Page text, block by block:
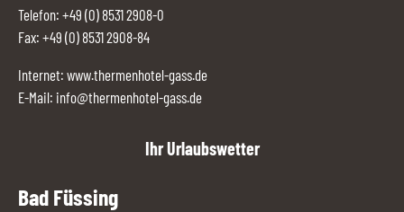
Telefon: +49 (0) 8531 2908-0
Fax: +49 (0) 8531 2908-84
Internet: www.thermenhotel-gass.de
E-Mail: info@thermenhotel-gass.de
Ihr Urlaubswetter
Bad Füssing